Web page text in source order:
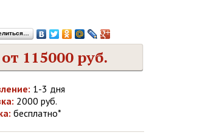
от 115000 руб.
1-3 дня
2000 руб.
бесплатно*